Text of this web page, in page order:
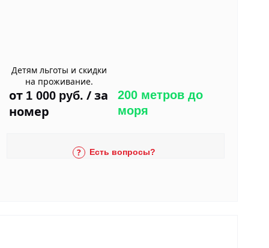
Детям льготы и скидки
на проживание.
от 1 000 руб. / за
номер
200 метров до
моря
Есть вопросы?